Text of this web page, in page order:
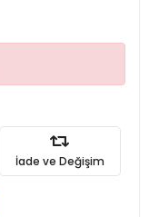
İade ve Değişim